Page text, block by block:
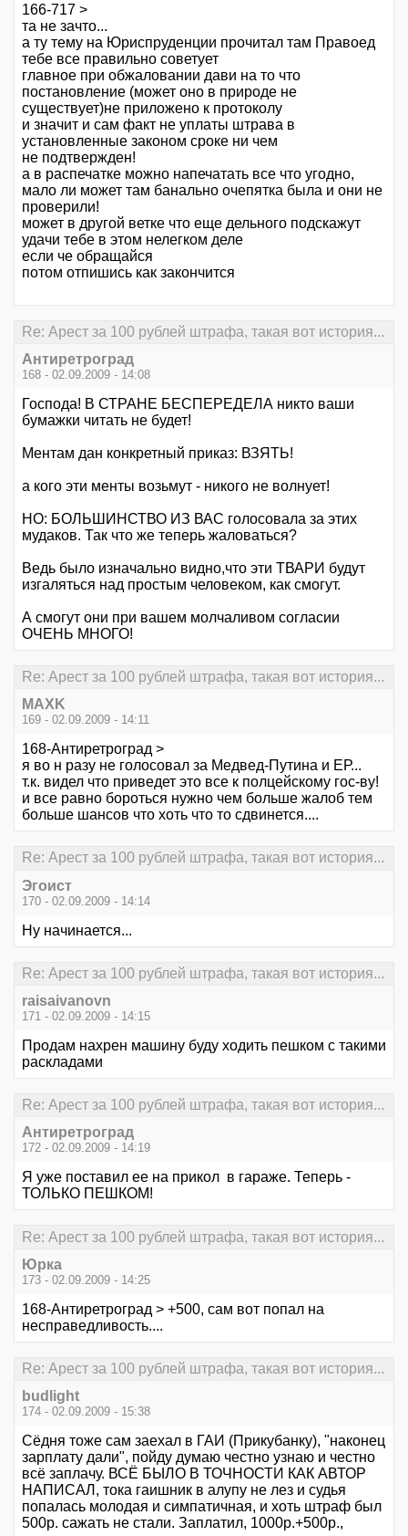
166-717 >
та не зачто...
а ту тему на Юриспруденции прочитал там Правоед
тебе все правильно советует
главное при обжаловании дави на то что
постановление (может оно в природе не
существует)не приложено к протоколу
и значит и сам факт не уплаты штрава в
установленные законом сроке ни чем
не подтвержден!
а в распечатке можно напечатать все что угодно,
мало ли может там банально очепятка была и они не
проверили!
может в другой ветке что еще дельного подскажут
удачи тебе в этом нелегком деле
если че обращайся
потом отпишись как закончится
Re: Арест за 100 рублей штрафа, такая вот история...
Антиретроград
168 - 02.09.2009 - 14:08
Господа! В СТРАНЕ БЕСПЕРЕДЕЛА никто ваши
бумажки читать не будет!
Ментам дан конкретный приказ: ВЗЯТЬ!
а кого эти менты возьмут - никого не волнует!
НО: БОЛЬШИНСТВО ИЗ ВАС голосовала за этих
мудаков. Так что же теперь жаловаться?
Ведь было изначально видно,что эти ТВАРИ будут
изгаляться над простым человеком, как смогут.
А смогут они при вашем молчаливом согласии
ОЧЕНЬ МНОГО!
Re: Арест за 100 рублей штрафа, такая вот история...
MAXK
169 - 02.09.2009 - 14:11
168-Антиретроград >
я во н разу не голосовал за Медвед-Путина и ЕР...
т.к. видел что приведет это все к полцейскому гос-ву!
и все равно бороться нужно чем больше жалоб тем
больше шансов что хоть что то сдвинется....
Re: Арест за 100 рублей штрафа, такая вот история...
Эгоист
170 - 02.09.2009 - 14:14
Ну начинается...
Re: Арест за 100 рублей штрафа, такая вот история...
raisaivanovn
171 - 02.09.2009 - 14:15
Продам нахрен машину буду ходить пешком с такими
раскладами
Re: Арест за 100 рублей штрафа, такая вот история...
Антиретроград
172 - 02.09.2009 - 14:19
Я уже поставил ее на прикол в гараже. Теперь -
ТОЛЬКО ПЕШКОМ!
Re: Арест за 100 рублей штрафа, такая вот история...
Юрка
173 - 02.09.2009 - 14:25
168-Антиретроград > +500, сам вот попал на
несправедливость....
Re: Арест за 100 рублей штрафа, такая вот история...
budlight
174 - 02.09.2009 - 15:38
Сёдня тоже сам заехал в ГАИ (Прикубанку), "наконец
зарплату дали", пойду думаю честно узнаю и честно
всё заплачу. ВСЁ БЫЛО В ТОЧНОСТИ КАК АВТОР
НАПИСАЛ, тока гаишник в алупу не лез и судья
попалась молодая и симпатичная, и хоть штраф был
500р. сажать не стали. Заплатил, 1000р.+500р.,